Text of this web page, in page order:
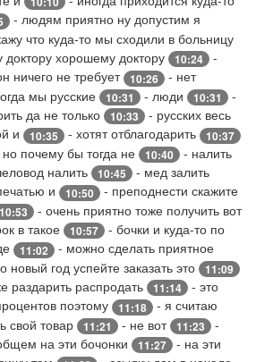
- людям приятно ну допустим я
что куда-то мы сходили в больницу
доктору хорошему доктору 10:24
-
ничего не требует 10:26
- нет
мы русские
10:31 - люди 10:31
-
да не только
10:33
- русских весь
и
10:35 - хотят отблагодарить 10:37
почему бы тогда не 10:40
- налить
налить
10:45
- мед залить
и
10:50
- преподнести скажите
10:53
- очень приятно тоже получить вот
в такое 10:57
- бочки и куда-то по
11:02
- можно сделать приятное
новый год успейте заказать это 11:09
раздарить распродать 11:14
- это
поэтому
11:18
- я считаю
свой товар
11:21 - не вот 11:23
-
на эти бочонки
11:27
- на эти